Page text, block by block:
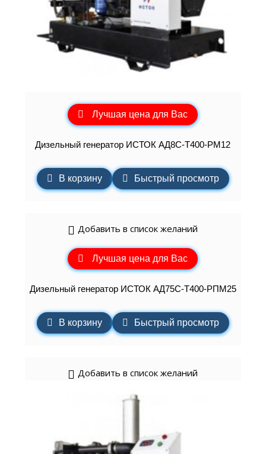
Лучшая цена для Вас
Дизельный генератор ИСТОК АД8С-Т400-РМ12
В корзину Быстрый просмотр
Добавить в список желаний
Лучшая цена для Вас
Дизельный генератор ИСТОК АД75С-Т400-РПМ25
В корзину Быстрый просмотр
Добавить в список желаний